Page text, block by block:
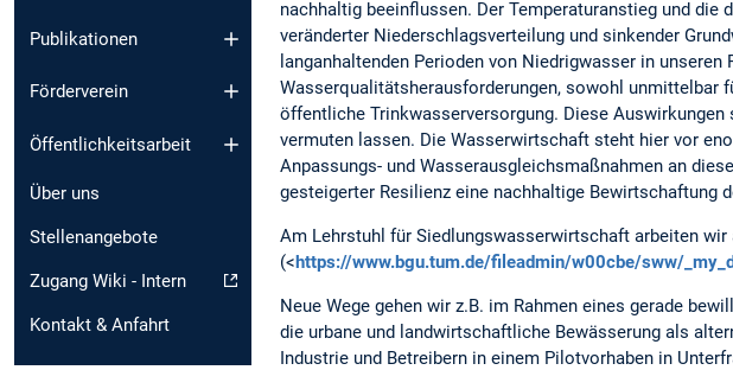
Publikationen
Förderverein
Öffentlichkeitsarbeit
Über uns
Stellenangebote
Zugang Wiki - Intern
Kontakt & Anfahrt
nachhaltig beeinflussen. Der Temperaturanstieg und die
veränderter Niederschlagsverteilung und sinkender
langanhaltenden Perioden von Niedrigwasser in
Wasserqualitätsherausforderungen, sowohl unmittelbar
öffentliche Trinkwasserversorgung. Diese
vermuten lassen. Die Wasserwirtschaft steht hier vor
Anpassungs- und Wasserausgleichsmaßnahmen an
gesteigerter Resilienz eine nachhaltige Bewirtschaftung
Am Lehrstuhl für Siedlungswasserwirtschaft arbeiten
(<https://www.bgu.tum.de/fileadmin/w00cbe/sww/
Neue Wege gehen wir z.B. im Rahmen eines gerade
die urbane und landwirtschaftliche Bewässerung als
Industrie und Betreibern in einem Pilotvorhaben in